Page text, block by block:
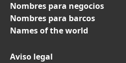
Nombres para negocios
Nombres para barcos
Names of the world
Aviso legal